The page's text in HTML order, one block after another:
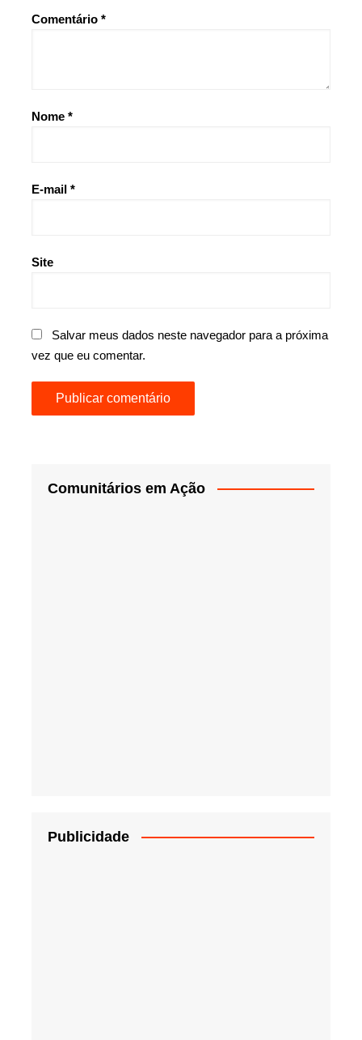
Comentário *
Nome *
E-mail *
Site
Salvar meus dados neste navegador para a próxima
vez que eu comentar.
Comunitários em Ação
Publicidade